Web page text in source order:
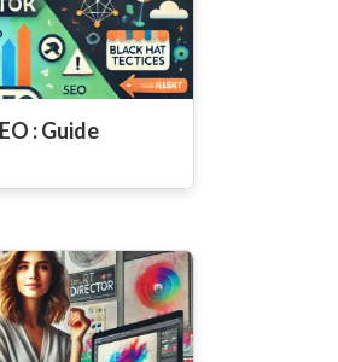
: Guide